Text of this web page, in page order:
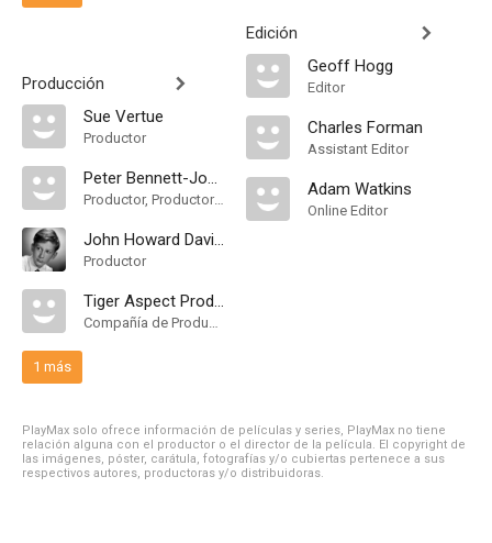
Producción
Sue Vertue
Productor
Peter Bennett-Jones
Productor, Productor Ejecutivo
John Howard Davies
Productor
Tiger Aspect Productions
Compañía de Produccion
1 más
Edición
Geoff Hogg
Editor
Charles Forman
Assistant Editor
Adam Watkins
Online Editor
PlayMax solo ofrece información de películas y series, PlayMax no tiene
relación alguna con el productor o el director de la película. El copyright de
las imágenes, póster, carátula, fotografías y/o cubiertas pertenece a sus
respectivos autores, productoras y/o distribuidoras.